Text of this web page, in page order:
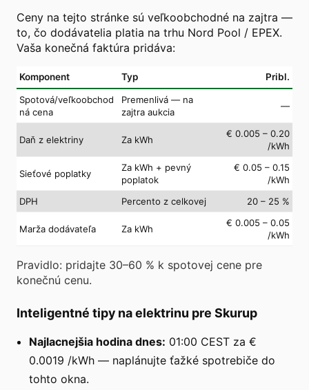
Ceny na tejto stránke sú veľkoobchodné na zajtra —
to, čo dodávatelia platia na trhu Nord Pool / EPEX.
Vaša konečná faktúra pridáva:
Komponent Typ Pribl.
Spotová/veľkoobchod
ná cena
Premenlivá — na
zajtra aukcia
—
Daň z elektriny Za kWh
€ 0.005 – 0.20
/kWh
Sieťové poplatky
Za kWh + pevný
poplatok
€ 0.05 – 0.15
/kWh
DPH
Percento z celkovej 20 – 25 %
Marža dodávateľa Za kWh
€ 0.005 – 0.05
/kWh
Pravidlo: pridajte 30–60 % k spotovej cene pre
konečnú cenu.
Inteligentné tipy na elektrinu pre Skurup
Najlacnejšia hodina dnes: 01:00 CEST za €
0.0019 /kWh — naplánujte ťažké spotrebiče do
tohto okna.